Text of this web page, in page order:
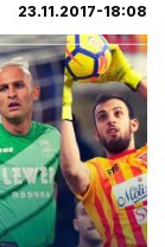
23.11.2017-18:08